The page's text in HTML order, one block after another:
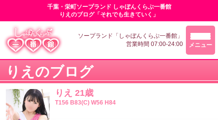
千葉・栄町ソープランド しゃぼんくらぶ一番館
りえのブログ「それでも生きていく」
ソープランド「しゃぼんくらぶ一番館」
営業時間 07:00-24:00
メニュー
りえのブログ
りえ 21歳
T156 B83(C) W56 H84